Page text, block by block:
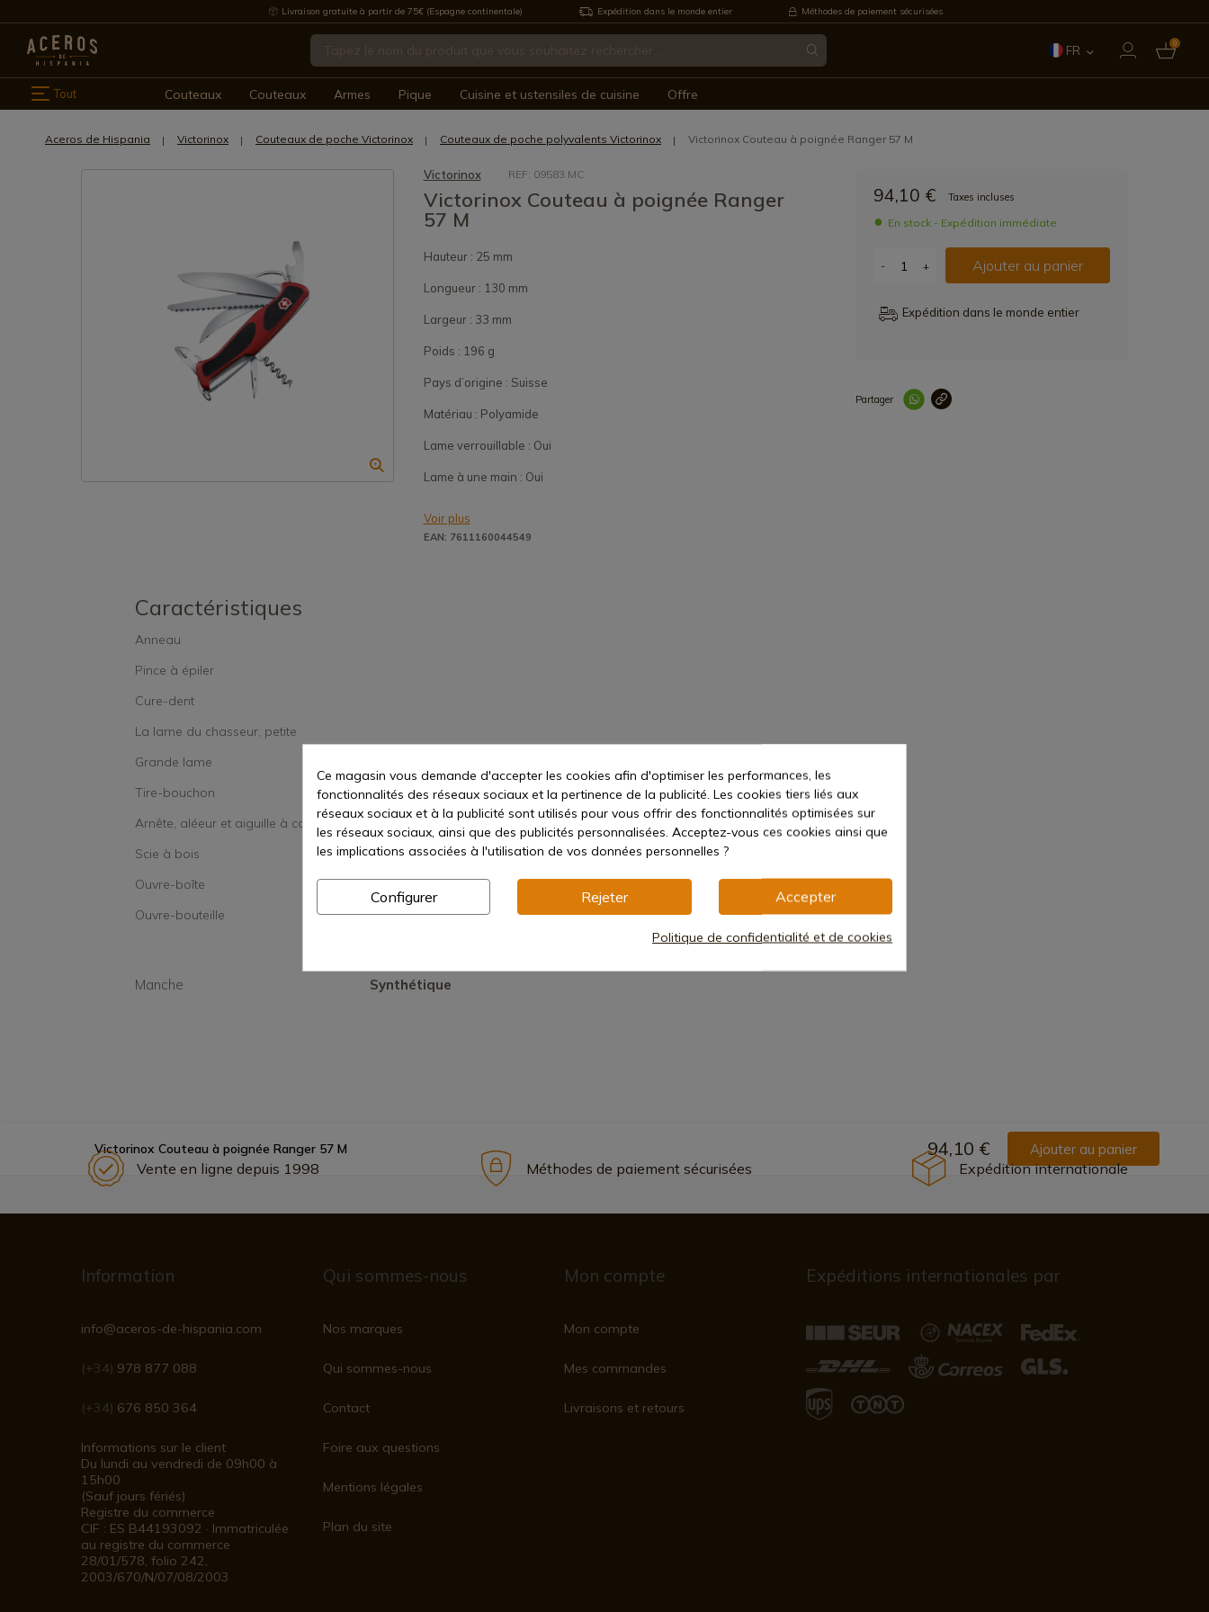
Livraison gratuite à partir de 75€ (Espagne continentale) Expédition dans le monde entier Méthodes de paiement sécurisées
FR 0
Tout Couteaux Couteaux Armes Pique Cuisine et ustensiles de cuisine Offre
Aceros de Hispania Victorinox Couteaux de poche Victorinox Couteaux de poche polyvalents Victorinox Victorinox Couteau à poignée Ranger 57 M
Victorinox REF: 09583.MC
Victorinox Couteau à poignée Ranger
57 M
Hauteur : 25 mm
Longueur : 130 mm
Largeur : 33 mm
Poids : 196 g
Pays d’origine : Suisse
Matériau : Polyamide
Lame verrouillable : Oui
Lame à une main : Oui
Voir plus
EAN: 7611160044549
94,10 € Taxes incluses
En stock - Expédition immédiate
- + Ajouter au panier
Expédition dans le monde entier
Partager
Caractéristiques
Anneau
Pince à épiler
Cure-dent
La lame du chasseur, petite
Grande lame
Tire-bouchon
Arnête, aléeur et aiguille à coudre
Scie à bois
Ouvre-boîte
Ouvre-bouteille
Manche Synthétique
Victorinox Couteau à poignée Ranger 57 M 94,10 € Ajouter au panier
Vente en ligne depuis 1998 Méthodes de paiement sécurisées Expédition internationale
Information
info@aceros-de-hispania.com
(+34) 978 877 088
(+34) 676 850 364
Informations sur le client
Du lundi au vendredi de 09h00 à
15h00
(Sauf jours fériés)
Registre du commerce
CIF : ES B44193092 · Immatriculée
au registre du commerce
28/01/578, folio 242,
2003/670/N/07/08/2003
Qui sommes-nous
Nos marques
Qui sommes-nous
Contact
Foire aux questions
Mentions légales
Plan du site
Mon compte
Mon compte
Mes commandes
Livraisons et retours
Expéditions internationales par
Ce magasin vous demande d'accepter les cookies afin d'optimiser les performances, les
fonctionnalités des réseaux sociaux et la pertinence de la publicité. Les cookies tiers liés aux
réseaux sociaux et à la publicité sont utilisés pour vous offrir des fonctionnalités optimisées sur
les réseaux sociaux, ainsi que des publicités personnalisées. Acceptez-vous ces cookies ainsi que
les implications associées à l'utilisation de vos données personnelles ?
Configurer Rejeter Accepter
Politique de confidentialité et de cookies